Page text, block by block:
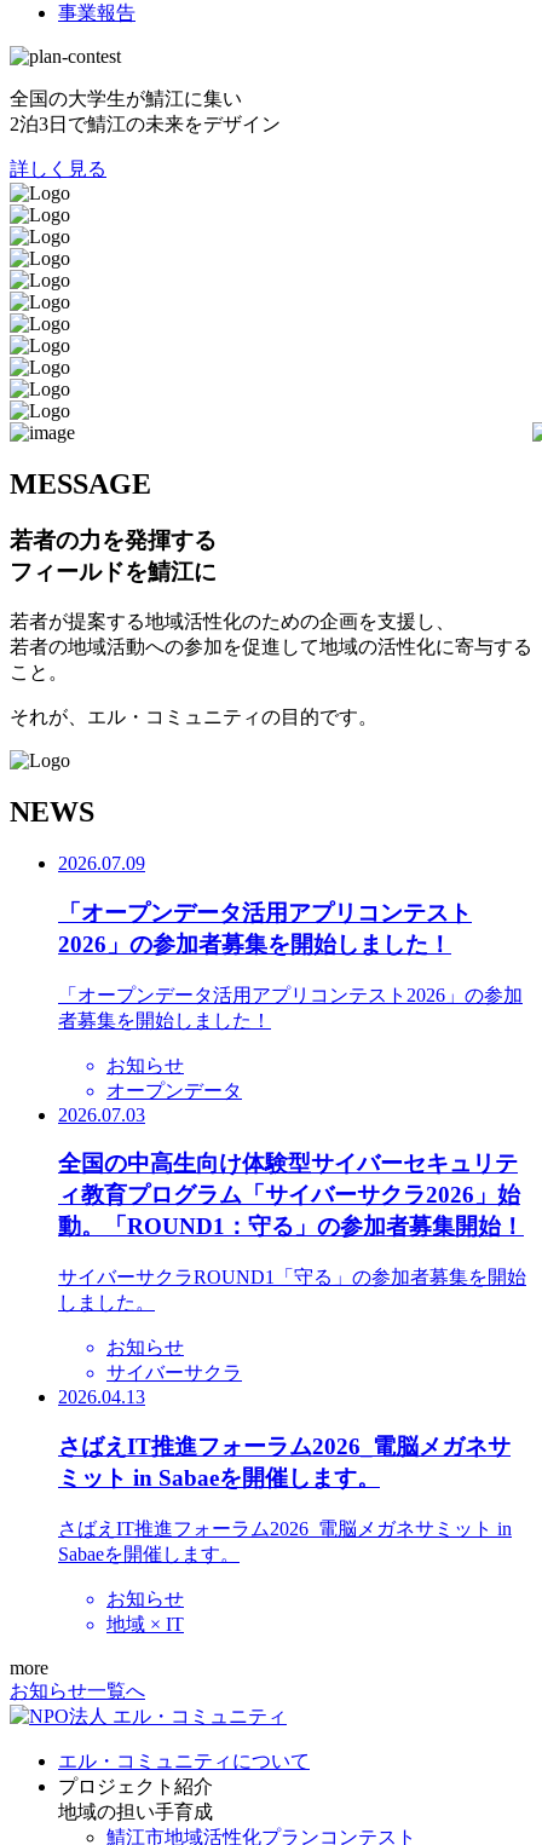
事業報告
全国の大学生が鯖江に集い
2泊3日で鯖江の未来をデザイン
詳しく見る
MESSAGE
若者の力を発揮する
フィールドを鯖江に
若者が提案する地域活性化のための企画を支援し、
若者の地域活動への参加を促進して地域の活性化に寄与する
こと。
それが、エル・コミュニティの目的です。
NEWS
2026.07.09
「オープンデータ活用アプリコンテスト
2026」の参加者募集を開始しました！
「オープンデータ活用アプリコンテスト2026」の参加
者募集を開始しました！
お知らせ
オープンデータ
2026.07.03
全国の中高生向け体験型サイバーセキュリテ
ィ教育プログラム「サイバーサクラ2026」始
動。「ROUND1：守る」の参加者募集開始！
サイバーサクラROUND1「守る」の参加者募集を開始
しました。
お知らせ
サイバーサクラ
2026.04.13
さばえIT推進フォーラム2026_電脳メガネサ
ミット in Sabaeを開催します。
さばえIT推進フォーラム2026_電脳メガネサミット in
Sabaeを開催します。
お知らせ
地域 × IT
more
お知らせ一覧へ
エル・コミュニティについて
プロジェクト紹介
地域の担い手育成
鯖江市地域活性化プランコンテスト